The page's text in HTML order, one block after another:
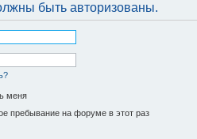
быть авторизованы.
меня
пребывание на форуме в этот раз